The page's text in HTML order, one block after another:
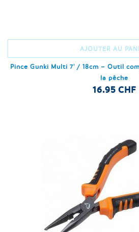
AJOUTER AU
Pince Gunki Multi 7' / 18cm – Outil
la pêche
16.95 CHF